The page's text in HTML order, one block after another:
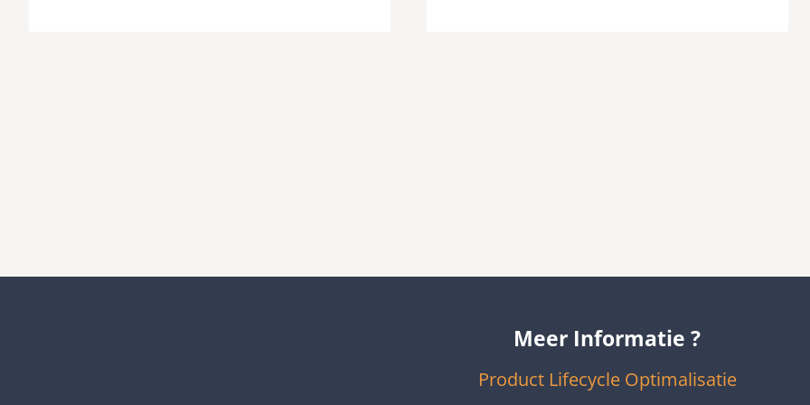
Meer Informatie ?
Product Lifecycle Optimalisatie